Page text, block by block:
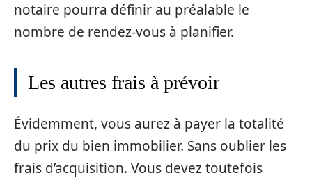
notaire pourra définir au préalable le
nombre de rendez-vous à planifier.
Les autres frais à prévoir
Évidemment, vous aurez à payer la totalité
du prix du bien immobilier. Sans oublier les
frais d’acquisition. Vous devez toutefois